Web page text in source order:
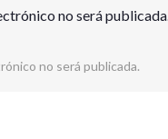
no será publicada.
no será publicada.